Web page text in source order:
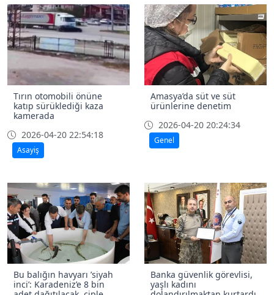
Tırın otomobili önüne
katıp sürüklediği kaza
kamerada
2026-04-20 22:54:18
Asayiş
Amasya’da süt ve süt
ürünlerine denetim
2026-04-20 20:24:34
Genel
Bu balığın havyarı ’siyah
inci’: Karadeniz’e 8 bin
Banka güvenlik görevlisi,
yaşlı kadını